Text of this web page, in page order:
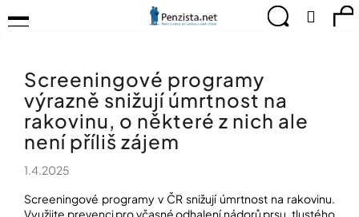
na
TIPY
PRO
PEVNÉ
ZDRAVÍ
CVIČÍME
PRO
RADOST
Hledat
Menu
Screeningové programy
výrazně snižují úmrtnost na
rakovinu, o některé z nich ale
není příliš zájem
1.4.2025
Screeningové programy v ČR snižují úmrtnost na rakovinu.
Využijte prevenci pro včasné odhalení nádorů prsu, tlustého
o
C
o
p
o
b